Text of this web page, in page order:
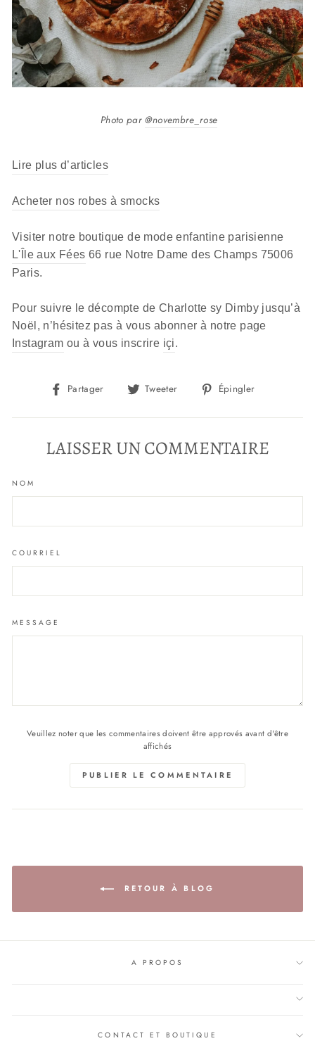
Photo par@novembre_rose
Lire plus d’articles
Acheter nos robes à smocks
Visiter notre boutique de mode enfantine parisienne
L'Île aux Fées 66 rue Notre Dame des Champs 75006
Paris.
Pour suivre le décompte de Charlotte sy Dimby jusqu’à
Noël, n’hésitez pas à vous abonner à notre page
Instagram ou à vous inscrire içi.
Partager
Partager
Facebook
Tweeter
Tweeter
Twitter
Épingler
Pinterest
LAISSER UN COMMENTAIRE
NOM
COURRIEL
MESSAGE
Veuillez noter que les commentaires doivent être approvés avant d'être
affichés
PUBLIER LE COMMENTAIRE
RETOUR À BLOG
A PROPOS
CONTACT ET BOUTIQUE